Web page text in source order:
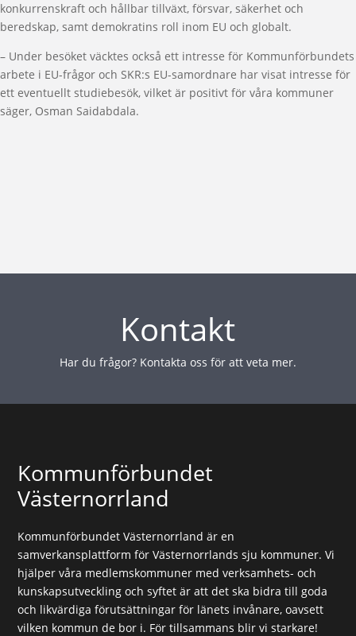
konkurrenskraft och hållbar tillväxt, försvar, säkerhet och
beredskap, samt demokratins roll inom EU och globalt.
– Under besöket väcktes också ett intresse för Kommunförbundets
arbete i EU-frågor och SKR:s EU-samordnare har visat intresse för
ett eventuellt studiebesök, vilket är positivt för våra kommuner
säger, Osman Saidabdala.
Kontakt
Har du frågor? Kontakta oss för att veta mer.
Kommunförbundet
Västernorrland
Kommunförbundet Västernorrland är en
samverkansplattform för Västernorrlands sju kommuner. Vi
hjälper våra medlemskommuner med verksamhets- och
kunskapsutveckling och syftet är att det ska bidra till goda
och likvärdiga förutsättningar för länets invånare, oavsett
vilken kommun de bor i. För tillsammans blir vi starkare!